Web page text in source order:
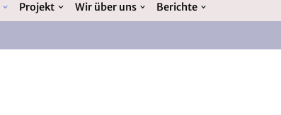
Projekt Wir über uns Berichte